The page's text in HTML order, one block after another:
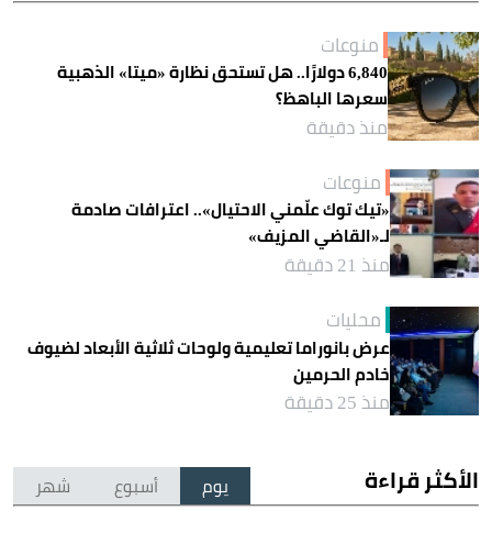
منوعات
6,840 دولارًا.. هل تستحق نظارة «ميتا» الذهبية
سعرها الباهظ؟
منذ دقيقة
منوعات
«تيك توك علّمني الاحتيال».. اعترافات صادمة
لـ«القاضي المزيف»
منذ 21 دقيقة
محليات
عرض بانوراما تعليمية ولوحات ثلاثية الأبعاد لضيوف
خادم الحرمين
منذ 25 دقيقة
الأكثر قراءة يوم أسبوع شهر